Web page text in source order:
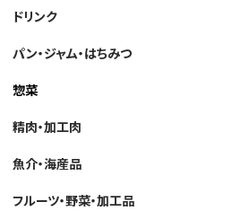
ドリンク
パン・ジャム・はちみつ
惣菜
精肉・加工肉
魚介・海産品
フルーツ・野菜・加工品